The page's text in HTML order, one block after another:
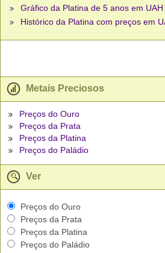
Gráfico da Platina de 5 anos em UAH
Histórico da Platina com preços em
Metais Preciosos
Preços do Ouro
Preços da Prata
Preços da Platina
Preços do Paládio
Ver
Preços do Ouro
Preços da Prata
Preços da Platina
Preços do Paládio